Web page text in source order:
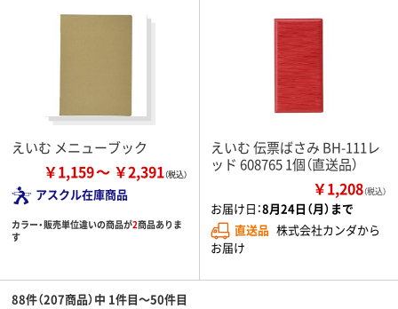
えいむ メニューブック
￥1,159 ￥2,391
アスクル在庫商品
カラー・販売単位違いの商品が2商品ありま
す
えいむ 伝票ばさみ BH-111レ
ッド 608765 1個（直送品）
￥1,208（税込）
お届け日：8月24日（月）まで
直送品 株式会社カンダから
お届け
88件（207商品）中 1件目～50件目